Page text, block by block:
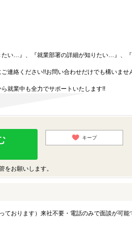
い…』、『就業部署の詳細が知りたい…』、
連絡ください!!お問い合わせだけでも構いませ
就業中も全力でサポートいたします!!
キープ
お願いします。
ております）来社不要・電話のみで面談が可能